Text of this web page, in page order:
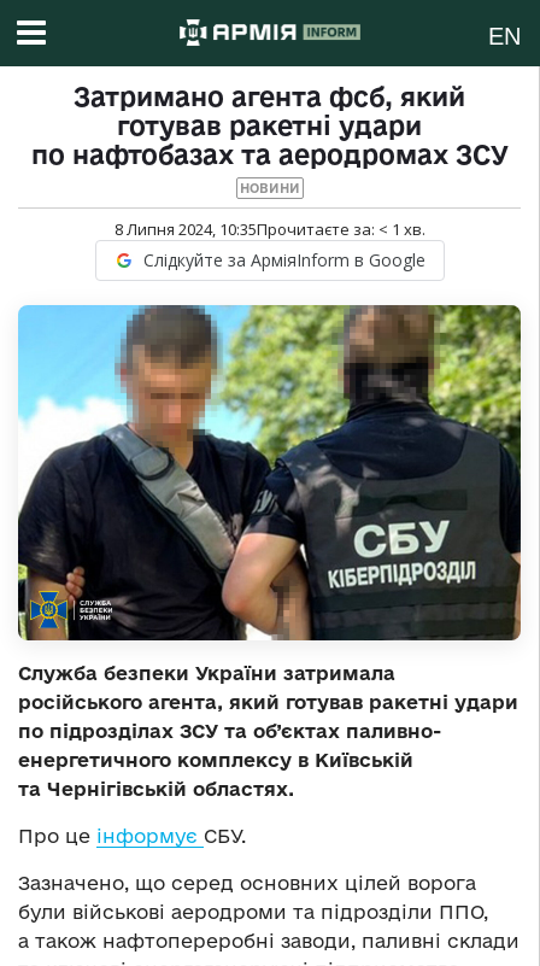
EN
Затримано агента фсб, який
готував ракетні удари
по нафтобазах та аеродромах ЗСУ
НОВИНИ
8 Липня 2024, 10:35Прочитаєте за: < 1 хв.
Слідкуйте за АрміяInform в Google
Служба безпеки України затримала
російського агента, який готував ракетні удари
по підрозділах ЗСУ та об’єктах паливно-
енергетичного комплексу в Київській
та Чернігівській областях.
Про це інформує СБУ.
Зазначено, що серед основних цілей ворога
були військові аеродроми та підрозділи ППО,
а також нафтопереробні заводи, паливні склади